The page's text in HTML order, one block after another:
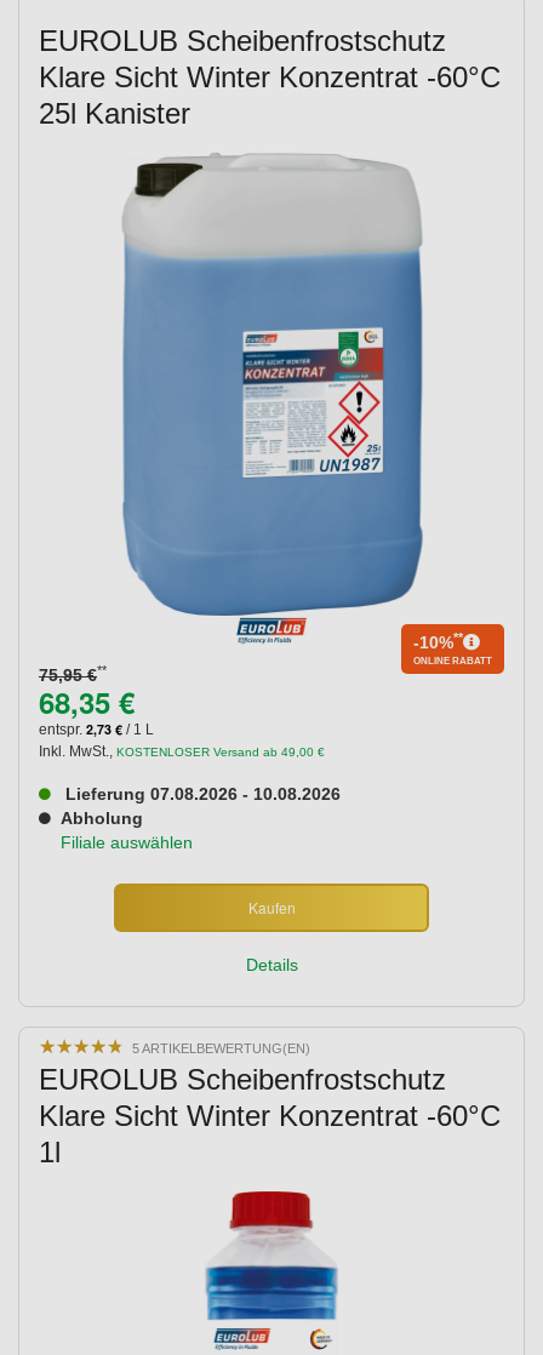
EUROLUB Scheibenfrostschutz
Klare Sicht Winter Konzentrat -60°C
25l Kanister
75,95 €**
-10%**
ONLINE RABATT
68,35 €
entspr. 2,73 € / 1 L
Inkl. MwSt., KOSTENLOSER Versand ab 49,00 €
Lieferung 07.08.2026 - 10.08.2026
Abholung
Filiale auswählen
Kaufen
Details
★★★★★
★★★★★ 5 ARTIKELBEWERTUNG(EN)
EUROLUB Scheibenfrostschutz
Klare Sicht Winter Konzentrat -60°C
1l